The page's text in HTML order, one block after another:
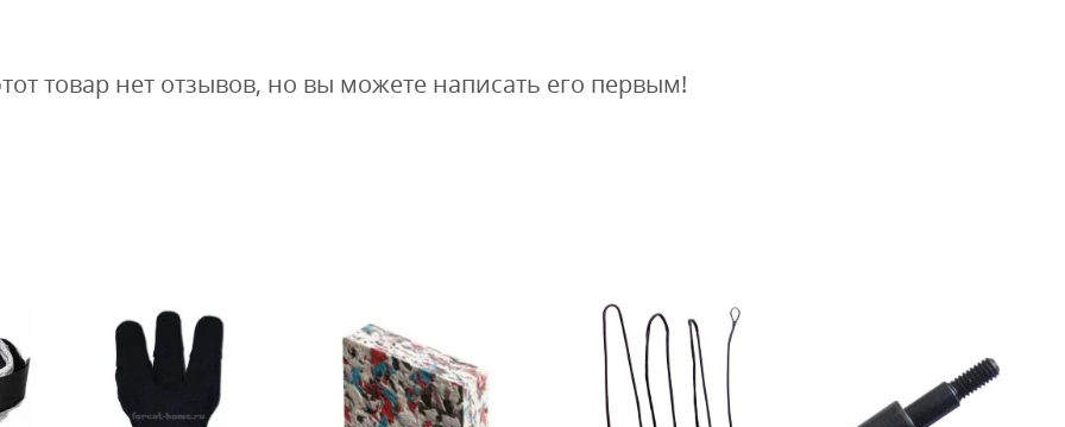
товар нет отзывов, но вы можете написать его первым!